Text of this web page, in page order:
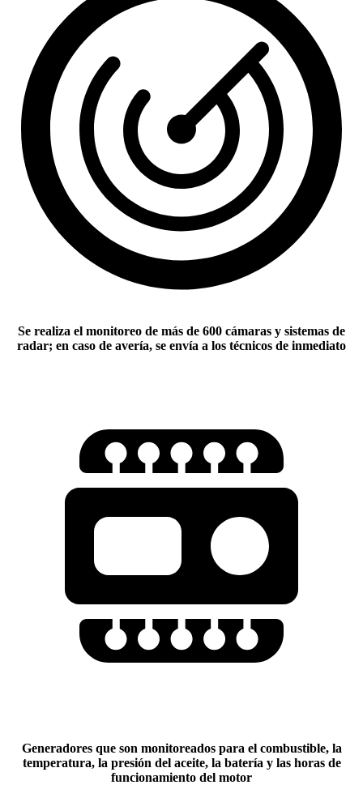
Se realiza el monitoreo de más de 600 cámaras y sistemas de
radar; en caso de avería, se envía a los técnicos de inmediato
Generadores que son monitoreados para el combustible, la
temperatura, la presión del aceite, la batería y las horas de
funcionamiento del motor